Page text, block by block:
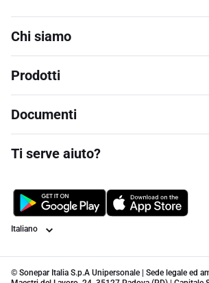
Chi siamo
Prodotti
Documenti
Ti serve aiuto?
Lingua
© Sonepar Italia S.p.A Unipersonale | Sede legale ed